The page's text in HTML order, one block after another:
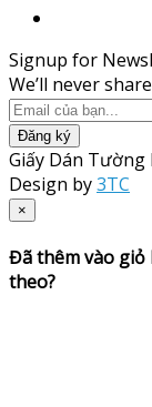
Signup for
We’ll never
Đăng ký
Giấy Dán Tường
Design by3TC
×
Đã thêm vào giỏ
theo?